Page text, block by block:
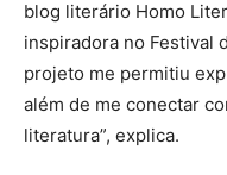
blog literário Homo
inspiradora no Festival
projeto me permitiu
além de me conectar
literatura”, explica.